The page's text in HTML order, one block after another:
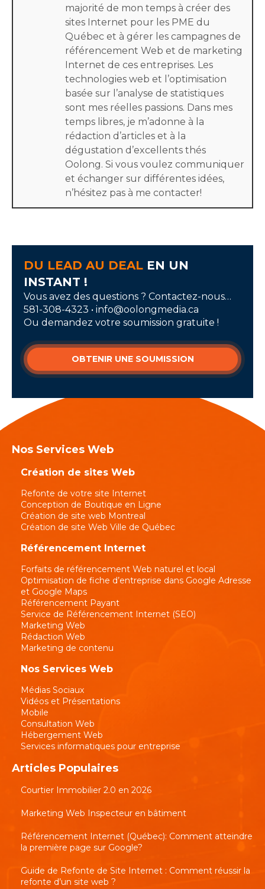
majorité de mon temps à créer des
sites Internet pour les PME du
Québec et à gérer les campagnes de
référencement Web et de marketing
Internet de ces entreprises. Les
technologies web et l’optimisation
basée sur l’analyse de statistiques
sont mes réelles passions. Dans mes
temps libres, je m’adonne à la
rédaction d’articles et à la
dégustation d’excellents thés
Oolong. Si vous voulez communiquer
et échanger sur différentes idées,
n’hésitez pas à me contacter!
DU LEAD AU DEAL EN UN
INSTANT !
Vous avez des questions ? Contactez-nous…
581-308-4323 • info@oolongmedia.ca
Ou demandez votre soumission gratuite !
OBTENIR UNE SOUMISSION
Nos Services Web
Création de sites Web
Refonte de votre site Internet
Conception de Boutique en Ligne
Création de site web Montreal
Création de site Web Ville de Québec
Référencement Internet
Forfaits de référencement Web naturel et local
Optimisation de fiche d’entreprise dans Google Adresse
et Google Maps
Référencement Payant
Service de Référencement Internet (SEO)
Marketing Web
Rédaction Web
Marketing de contenu
Nos Services Web
Médias Sociaux
Vidéos et Présentations
Mobile
Consultation Web
Hébergement Web
Services informatiques pour entreprise
Articles Populaires
Courtier Immobilier 2.0 en 2026
Marketing Web Inspecteur en bâtiment
Référencement Internet (Québec): Comment atteindre
la première page sur Google?
Guide de Refonte de Site Internet : Comment réussir la
refonte d’un site web ?